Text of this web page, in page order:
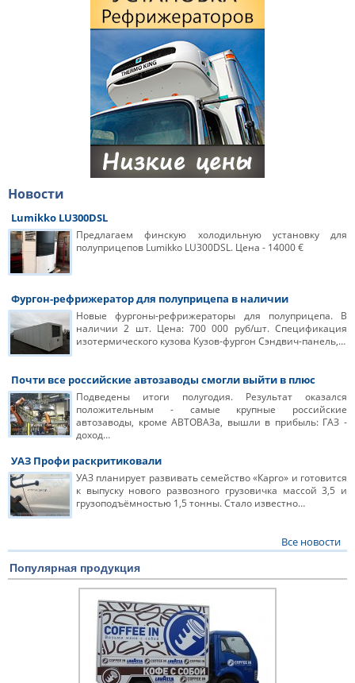
Новости
Lumikko LU300DSL
Предлагаем финскую холодильную установку для
полуприцепов Lumikko LU300DSL. Цена - 14000 €
Фургон-рефрижератор для полуприцепа в наличии
Новые фургоны-рефрижераторы для полуприцепа. В
наличии 2 шт. Цена: 700 000 руб/шт. Спецификация
изотермического кузова Кузов-фургон Сэндвич-панель,…
Почти все российские автозаводы смогли выйти в плюс
Подведены итоги полугодия. Результат оказался
положительным - самые крупные российские
автозаводы, кроме АВТОВАЗа, вышли в прибыль: ГАЗ -
доход…
УАЗ Профи раскритиковали
УАЗ планирует развивать семейство «Карго» и готовится
к выпуску нового развозного грузовичка массой 3,5 и
грузоподъёмностью 1,5 тонны. Стало известно…
Все новости
Популярная продукция